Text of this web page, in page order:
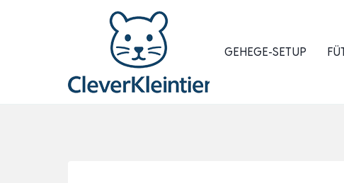
GEHEGE-SETUP